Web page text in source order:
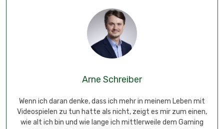
Arne Schreiber
Wenn ich daran denke, dass ich mehr in meinem Leben mit
Videospielen zu tun hatte als nicht, zeigt es mir zum einen,
wie alt ich bin und wie lange ich mittlerweile dem Gaming